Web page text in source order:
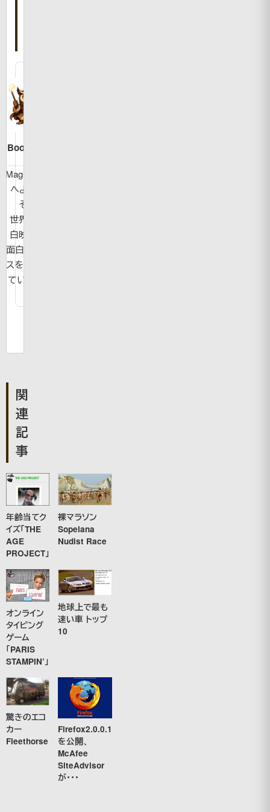
Bookman
MagicBook
へようこ
そ！
世界の面
白映像や
面白ニュー
スを紹介し
ています。
関
連
記
事
年齢当てク
イズ「THE
AGE
PROJECT」
裸マラソン
Sopelana
Nudist Race
オンライン
タイピング
ゲーム
「PARIS
STAMPIN’」
地球上で最も
速い車 トップ
10
驚きのエコ
カー
Fleethorse
Firefox2.0.0.1
を公開、
McAfee
SiteAdvisor
が・・・